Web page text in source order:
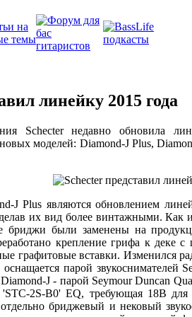
линейку 2015 года
Schecter недавно обновила
моделей: Diamond-J Plus,
J Plus являются обновлением
их вид более винтажными. Как
бриджи были заменены на
крепление грифа к деке
графитовые вставки. Изменился
парой
J - парой Seymour Duncan
2S-B0' EQ, требующая 18В
отдельно бриджевый и нековый